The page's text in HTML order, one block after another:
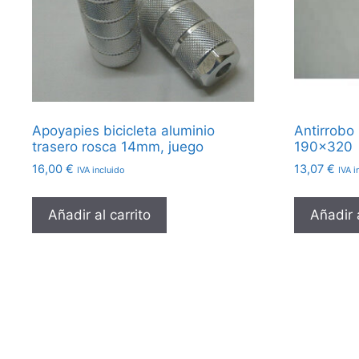
Apoyapies bicicleta aluminio
trasero rosca 14mm, juego
16,00 € IVA incluido
Añadir al carrito
Antirrobo
190×320
13,07 € IVA
Añadir